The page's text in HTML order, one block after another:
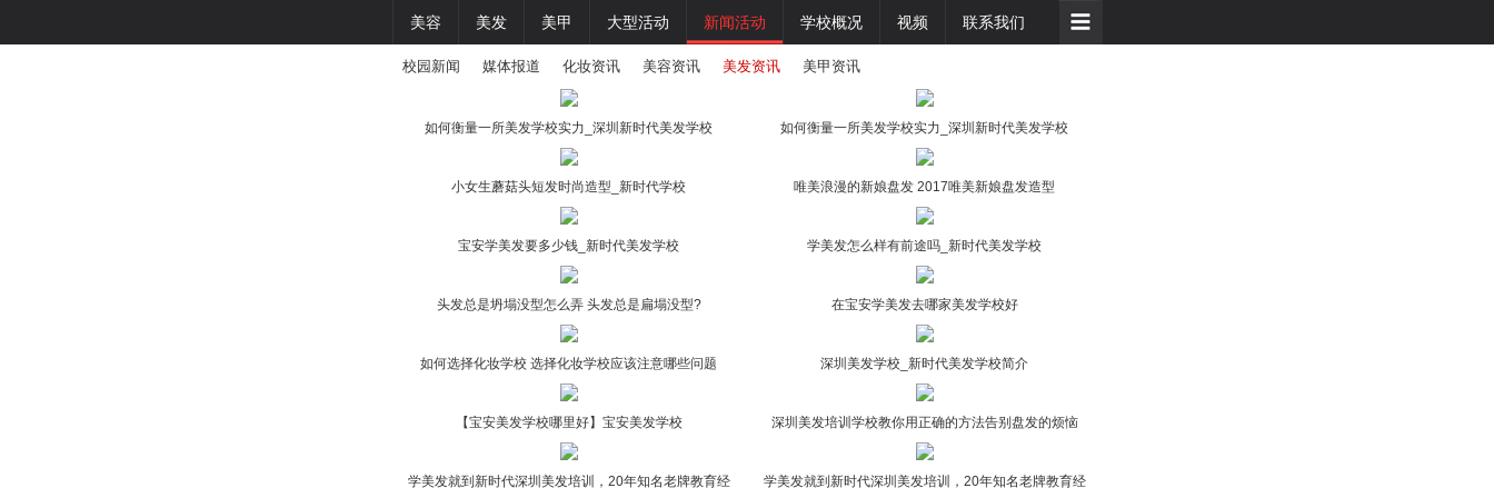
美容 美发 美甲 大型活动 新闻活动 学校概况 视频 联系我们
校园新闻 媒体报道 化妆资讯 美容资讯 美发资讯 美甲资讯
如何衡量一所美发学校实力_深圳新时代美发学校 如何衡量一所美发学校实力_深圳新时代美发学校
小女生蘑菇头短发时尚造型_新时代学校 唯美浪漫的新娘盘发 2017唯美新娘盘发造型
宝安学美发要多少钱_新时代美发学校 学美发怎么样有前途吗_新时代美发学校
头发总是坍塌没型怎么弄 头发总是扁塌没型? 在宝安学美发去哪家美发学校好
如何选择化妆学校 选择化妆学校应该注意哪些问题 深圳美发学校_新时代美发学校简介
【宝安美发学校哪里好】宝安美发学校 深圳美发培训学校教你用正确的方法告别盘发的烦恼
学美发就到新时代深圳美发培训，20年知名老牌教育经
学美发就到新时代深圳美发培训，20年知名老牌教育经